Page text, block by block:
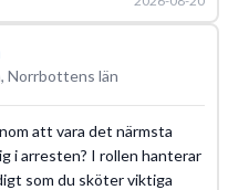
Norrbottens län
att vara det närmsta
i arresten? I rollen hanterar
som du sköter viktiga